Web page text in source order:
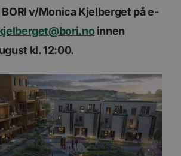
v/Monica Kjelberget på e-
innen
kl. 12:00.